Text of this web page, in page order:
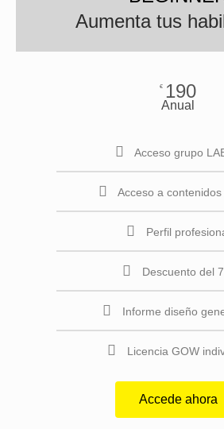
Aumenta tus
€ 190
Anual
Acceso grupo
Acceso a
Perfil
Descuento del
Informe diseño
Licencia GOW
Accede ahora